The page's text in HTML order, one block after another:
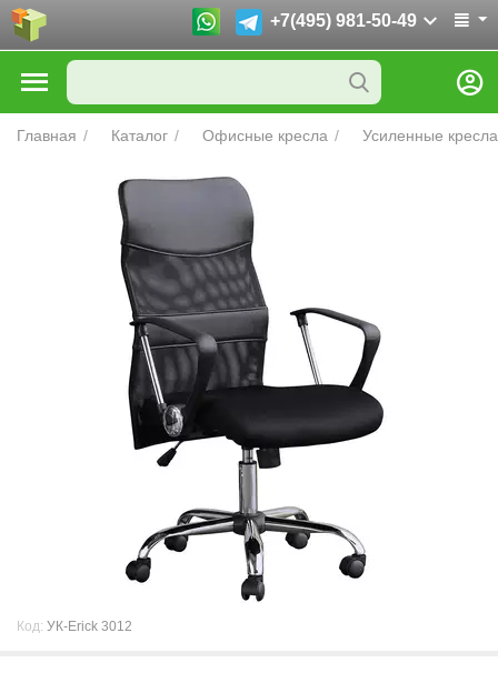
+7(495) 981-50-49
Главная / Каталог / Офисные кресла / Усиленные кресла
Код: УК-Erick 3012